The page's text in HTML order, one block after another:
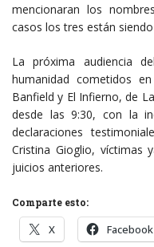
mencionaran los
casos los tres están
La próxima audiencia
humanidad cometidos
Banfield y El Infierno, de
desde las 9:30, con la
declaraciones
Cristina Gioglio, víctimas
juicios anteriores.
Comparte esto:
X Facebook